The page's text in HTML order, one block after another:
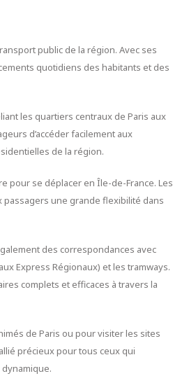
public de la région. Avec ses
quotidiens des habitants et des
les quartiers centraux de Paris aux
d’accéder facilement aux
de la région.
pour se déplacer en Île-de-France. Les
une grande flexibilité dans
des correspondances avec
Express Régionaux) et les tramways.
complets et efficaces à travers la
de Paris ou pour visiter les sites
précieux pour tous ceux qui